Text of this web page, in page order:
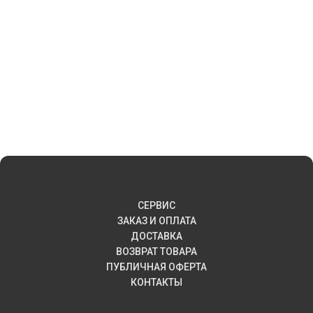
СЕРВИС
ЗАКАЗ И ОПЛАТА
ДОСТАВКА
ВОЗВРАТ ТОВАРА
ПУБЛИЧНАЯ ОФЕРТА
КОНТАКТЫ